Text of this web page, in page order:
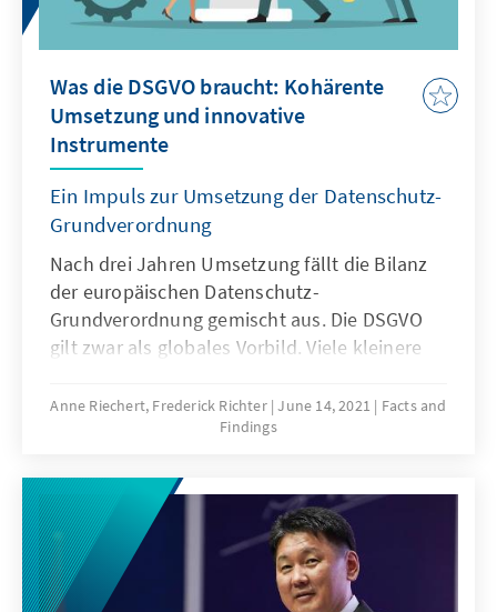
große politische Relevanz besitzt.
Was die DSGVO braucht: Kohärente
Umsetzung und innovative
Instrumente
Ein Impuls zur Umsetzung der Datenschutz-
Grundverordnung
Nach drei Jahren Umsetzung fällt die Bilanz
der europäischen Datenschutz-
Grundverordnung gemischt aus. Die DSGVO
gilt zwar als globales Vorbild. Viele kleinere
Datenschutzrecht überfordert. Je nachdem, in
welchem Bundesland man sich als
unterschiedlich interpretiert. In vielen
Branchen gilt sie als zeitintensiv, mühsam
und teurer. Wie ist die einheitliche und die
effiziente Umsetzung der DSGVO zu
erreichen?
Anne Riechert, Frederick Richter June 14, 2021
Facts and
Findings